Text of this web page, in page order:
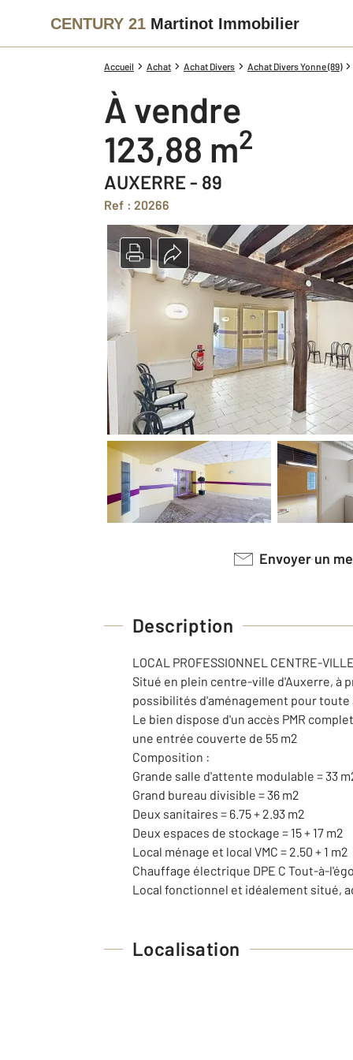
CENTURY 21 Martinot Immobilier
Accueil Achat Achat Divers Achat Divers Yonne (89)
à vendre
123,88 m2
AUXERRE - 89
Ref : 20266
Envoyer un
Description
LOCAL PROFESSIONNEL CENTRE-
Situé en plein centre-ville d'Auxerre, à
possibilités d'aménagement pour
Le bien dispose d'un accès PMR
une entrée couverte de 55 m2
Composition :
Grande salle d'attente modulable = 33
Grand bureau divisible = 36 m2
Deux sanitaires = 6.75 + 2.93 m2
Deux espaces de stockage = 15 + 17 m2
Local ménage et local VMC = 2.50 + 1 m2
Chauffage électrique DPE C Tout-à-
Local fonctionnel et idéalement situé,
Localisation